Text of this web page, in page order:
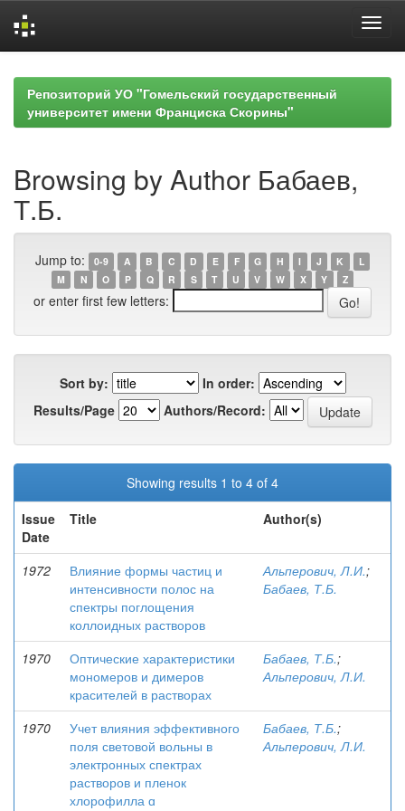
navigationРепозиторий УО "Гомельский государственный
университет имени Франциска Скорины"
Browsing by Author Бабаев,
Т.Б.
Jump to: 0-9 A B C D E F G H I J K
L
M
N O P Q R S T U V W X Y Z
or enter first few letters:
Sort by:
In order:
Results/Page
Authors/Record:
Showing results 1 to 4 of 4
Issue
Date
Title Author(s)
1972
Влияние формы частиц и
интенсивности полос на
спектры поглощения
коллоидных растворов
Альперович, Л.И.;
Бабаев, Т.Б.
1970
Оптические характеристики
мономеров и димеров
красителей в растворах
Бабаев, Т.Б.;
Альперович, Л.И.
1970
Учет влияния эффективного
поля световой вольны в
электронных спектрах
растворов и пленок
хлорофилла ɑ
Бабаев, Т.Б.;
Альперович, Л.И.